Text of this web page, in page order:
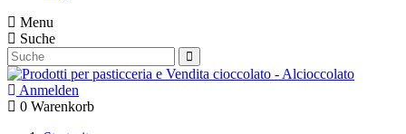
Menu
Suche
Anmelden
0 Warenkorb